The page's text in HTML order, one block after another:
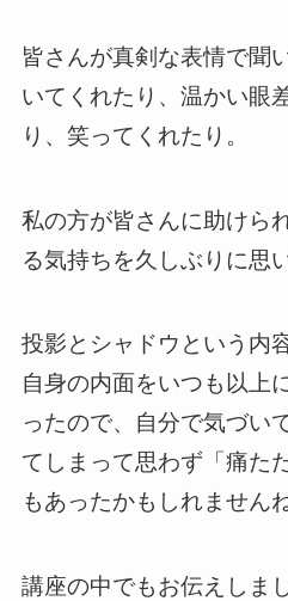
皆さんが真剣な表情で聞
いてくれたり、温かい眼
り、笑ってくれたり。
私の方が皆さんに助けら
る気持ちを久しぶりに思
投影とシャドウという内
自身の内面をいつも以上
ったので、自分で気づい
てしまって思わず「痛た
もあったかもしれませんね
講座の中でもお伝えしま